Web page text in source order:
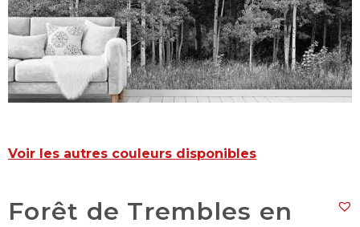
Voir les autres couleurs disponibles
Forêt de Trembles en